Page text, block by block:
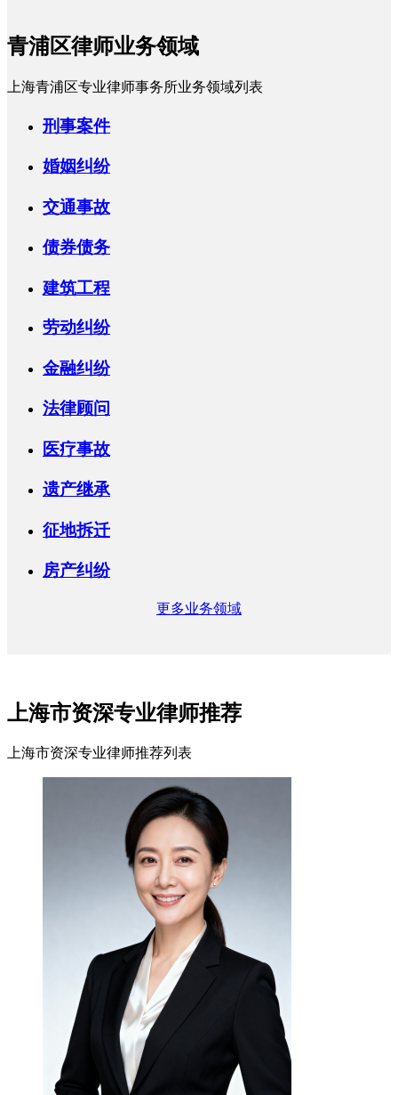
青浦区律师业务领域
上海青浦区专业律师事务所业务领域列表
刑事案件
婚姻纠纷
交通事故
债券债务
建筑工程
劳动纠纷
金融纠纷
法律顾问
医疗事故
遗产继承
征地拆迁
房产纠纷
更多业务领域
上海市资深专业律师推荐
上海市资深专业律师推荐列表